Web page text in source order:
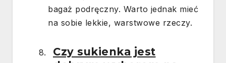
bagaż podręczny. Warto jednak mieć
na sobie lekkie, warstwowe rzeczy.
Czy sukienka jest